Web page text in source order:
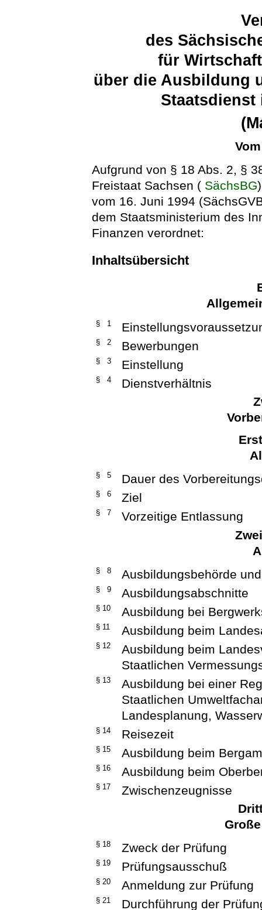
des
für
über die Ausbildung
Staatsdienst
Aufgrund von § 18 Abs. 2, §
Freistaat Sachsen ( SächsBG
vom 16. Juni 1994
dem Staatsministerium des
Finanzen verordnet:
Inhaltsübersicht
§ 1
§ 2 Bewerbungen
§ 3 Einstellung
§ 4
Dienstverhältnis
§ 5 Dauer des
§ 6 Ziel
§ 7
Vorzeitige Entlassung
§ 8 Ausbildungsbehörde
§ 9 Ausbildungsabschnitte
§ 10 Ausbildung bei
§ 11 Ausbildung beim
§ 12
Ausbildung beim
Staatlichen
§ 13
Ausbildung bei einer
Staatlichen
Landesplanung,
§ 14 Reisezeit
§ 15 Ausbildung beim
§ 16 Ausbildung beim
§ 17
Zwischenzeugnisse
§ 18 Zweck der Prüfung
§ 19 Prüfungsausschuß
§ 20 Anmeldung zur Prüfung
§ 21 Durchführung der